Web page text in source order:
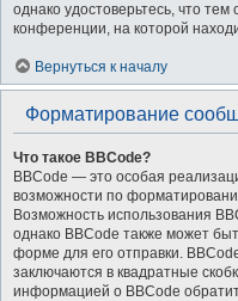
однако удостоверьтесь, что
конференции, на которой
Вернуться к началу
Форматирование
Что такое BBCode?
BBCode — это особая
возможности по
Возможность использования
однако BBCode также может
форме для его отправки.
заключаются в квадратные
информацией о BBCode